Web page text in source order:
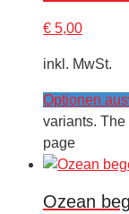
€ 5,00
inkl. MwSt.
Optionen
variants.
page
Ozean